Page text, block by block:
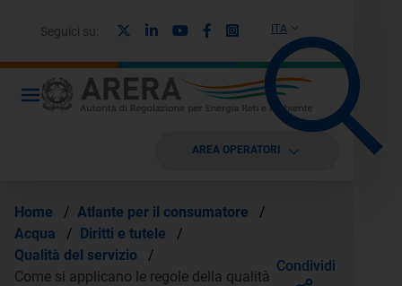
ITA
Seguici su: LinkedinYoutubeFacebook
Instagram
AREA OPERATORI
Home / Atlante per il consumatore
/
Acqua
/ Diritti e tutele
/
Qualità del servizio
/
Come si applicano le regole della qualità
Condividi